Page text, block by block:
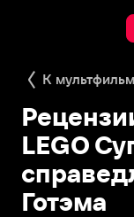
К
LEGO
Готэма